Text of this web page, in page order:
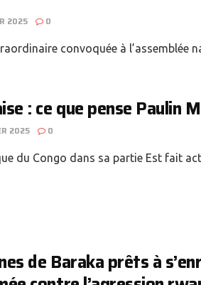
2025 0
convoquée à l’assemblée
: ce que pense Paulin
2025 0
du Congo dans sa partie Est fait
de Baraka prêts à